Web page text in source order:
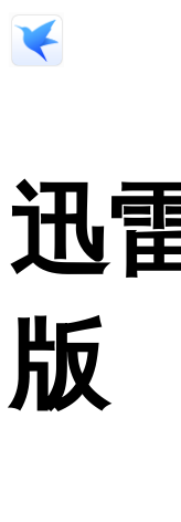
迅
版